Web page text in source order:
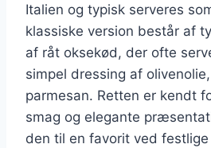
Italien og typisk serveres
klassiske version består af
af råt oksekød, der ofte
simpel dressing af
parmesan. Retten er kendt
smag og elegante
den til en favorit ved